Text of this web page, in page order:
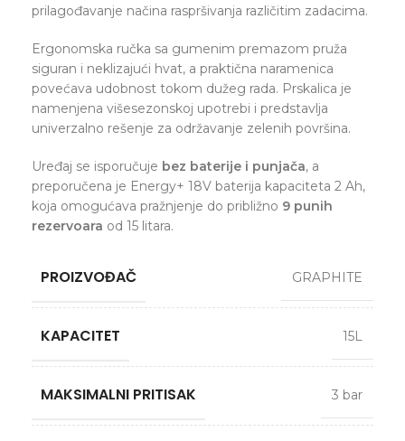
prilagođavanje načina raspršivanja različitim zadacima.
Ergonomska ručka sa gumenim premazom pruža
siguran i neklizajući hvat, a praktična naramenica
povećava udobnost tokom dužeg rada. Prskalica je
namenjena višesezonskoj upotrebi i predstavlja
univerzalno rešenje za održavanje zelenih površina.
Uređaj se isporučuje bez baterije i punjača, a
preporučena je Energy+ 18V baterija kapaciteta 2 Ah,
koja omogućava pražnjenje do približno 9 punih
rezervoara od 15 litara.
PROIZVOĐAČ GRAPHITE
KAPACITET 15L
MAKSIMALNI PRITISAK 3 bar